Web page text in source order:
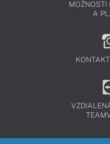
MOŽNOSTI
A